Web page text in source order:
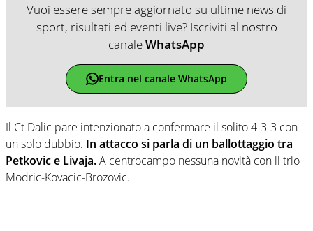
Vuoi essere sempre aggiornato su ultime news di
sport, risultati ed eventi live? Iscriviti al nostro
canaleWhatsApp
Entra nel canale WhatsApp
Il Ct Dalic pare intenzionato a confermare il solito 4-3-3 con
un solo dubbio. In attacco si parla di un ballottaggio tra
Petkovic e Livaja.A centrocampo nessuna novità con il trio
Modric-Kovacic-Brozovic.